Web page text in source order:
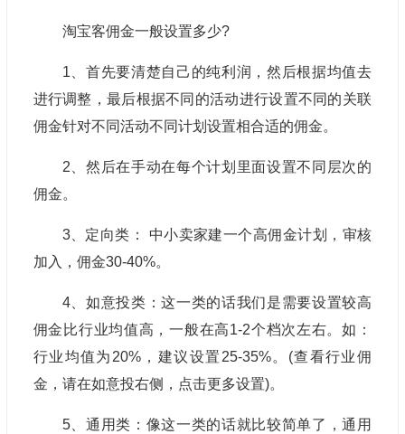
淘宝客佣金一般设置多少?
1、首先要清楚自己的纯利润，然后根据均值去
进行调整，最后根据不同的活动进行设置不同的关联
佣金针对不同活动不同计划设置相合适的佣金。
2、然后在手动在每个计划里面设置不同层次的
佣金。
3、定向类： 中小卖家建一个高佣金计划，审核
加入，佣金30-40%。
4、如意投类：这一类的话我们是需要设置较高
佣金比行业均值高，一般在高1-2个档次左右。如：
行业均值为20%，建议设置25-35%。(查看行业佣
金，请在如意投右侧，点击更多设置)。
5、通用类：像这一类的话就比较简单了，通用